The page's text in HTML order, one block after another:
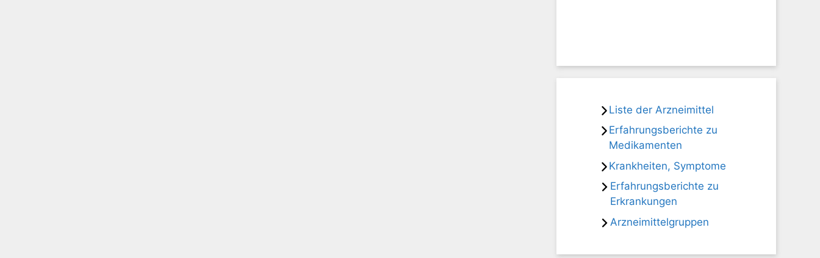
Liste der Arzneimittel
Erfahrungsberichte zu
Medikamenten
Krankheiten, Symptome
Erfahrungsberichte zu
Erkrankungen
Arzneimittelgruppen